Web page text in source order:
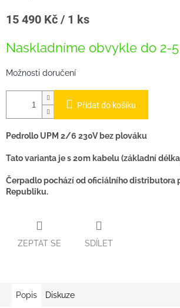
Měrná
15 490 Kč / 1 ks
Naskladníme obvykle do 2-
Možnosti doručení
Přidat do košíku
Pedrollo UPM 2/6 230V bez plováku
Tato varianta je s 20m kabelu (základní
Čerpadlo pochází od oficiálního distributora
Republiku.
ZEPTAT SE SDÍLET
Popis Diskuze